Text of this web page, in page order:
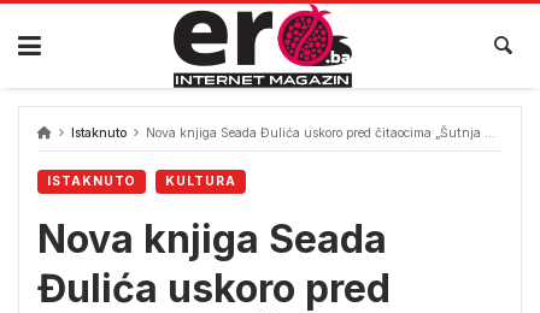
Skip
content
Istaknuto Nova knjiga Seada Đulića uskoro pred čitaocima „Šutnja nije otpor“
ISTAKNUTO KULTURA
Nova knjiga Seada
Đulića uskoro pred